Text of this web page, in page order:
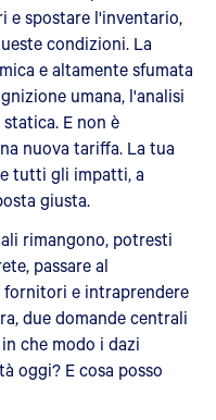
spostare l'inventario,
condizioni. La
e altamente sfumata
umana, l'analisi
E non è
nuova tariffa. La tua
tutti gli impatti, a
giusta.
rimangono, potresti
passare al
e intraprendere
due domande centrali
che modo i dazi
oggi? E cosa posso